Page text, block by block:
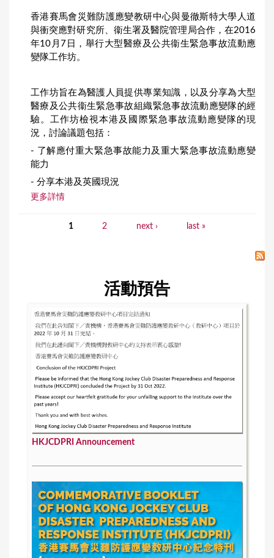
香港賽馬會災難防護應變教研中心與曼徹斯特大學人道
與衝突應對研究所、衞生署及醫院管理局合作，在2016
年10月7日，舉行大型醫療及公共衞生緊急事故流動應
變隊工作坊。
工作坊旨在為醫護人員提供專業知識，以及分享為大型
醫療及公共衞生緊急事故組織緊急事故流動應變隊的經
驗。工作坊檢視本港及國際緊急事故流動應變隊的現
況，討論議題包括：
- 了解應付重大緊急事故能力及重大緊急事故流動應變
能力
- 分享本港及英國現況
更多詳情
1 2 next › last »
活動預告
HKJCDPRI Announcement